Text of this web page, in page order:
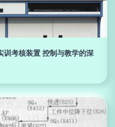
训考核装置 控制与教学的深